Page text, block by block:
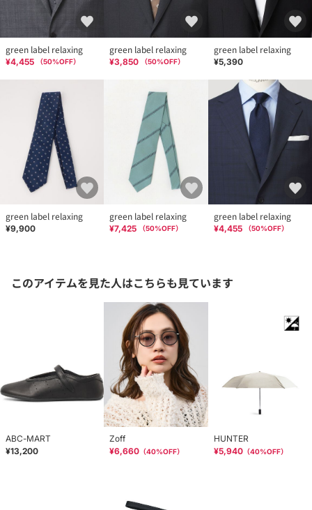
green label relaxing
¥4,455 （50%OFF）
green label relaxing
¥3,850 （50%OFF）
green label relaxing
¥5,390
green label relaxing
¥9,900
green label relaxing
¥7,425 （50%OFF）
green label relaxing
¥4,455 （50%OFF）